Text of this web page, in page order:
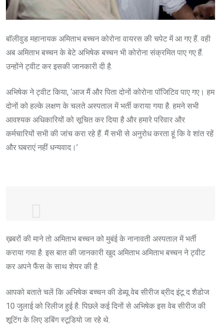
बॉलीवुड महानायक अमिताभ बच्चन कोरोना वायरस की चपेट में आ गए हैं. वही
अब अमिताभ बच्चन के बेटे अभिषेक बच्चन भी कोरोना संक्रमित पाए गए हैं.
उन्होंने ट्वीट कर इसकी जानकारी दी है.
अभिषेक ने ट्वीट किया, ‘आज मैं और पिता दोनों कोरोना पॉजिटिव पाए गए। हम
दोनों को हल्के लक्षण के चलते अस्पताल में भर्ती कराया गया है. हमने सभी
आवश्यक अधिकारियों को सूचित कर दिया है और हमारे परिवार और
कर्मचारियों सभी की जांच करा रहे हैं. मैं सभी से अनुरोध करता हूं कि वे शांत रहें
और घबराएं नहीं धन्यवाद।’
Earlier today both my father and I tested
positive for COVID 19. Both of us having
mild symptoms have been admitted to
required authorities and our family and
staff are all being tested. I request all to
stay calm and not panic. Thank you.
ख़बरों की माने तो अमिताभ बच्चन को मुबंई के नानावती अस्पताल में भर्ती
कराया गया है. इस बात की जानकारी खुद अमिताभ अमिताभ बच्चन ने ट्वीट
कर अपने फैंस के साथ शेयर की है.
आपको बताते चलें कि अभिषेक बच्चन की डेब्यू वेब सीरीज ब्रीद इंटू द शैडोज
10 जुलाई को रिलीज हुई है. पिछले कई दिनों से अभिषेक इस वेब सीरीज की
शूटिंग के लिए डबिंग स्टूडियो जा रहे थे.